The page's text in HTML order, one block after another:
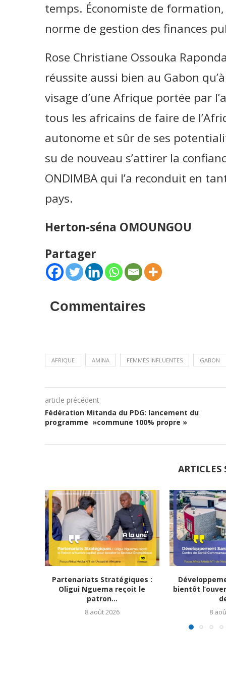
temps. Économiste de
norme de gestion des finances
Rose Christiane Ossouka
réussite aussi bien au Gabon
visage d’une Afrique portée par
tous les africains de faire de
autonome et sûr de ses
su de nouveau s’attirer la
ONDIMBA qui l’a reconduit en
pays.
Herton-séna OMOUNGOU
Partager
Commentaires
AFRIQUE AMINA FEMMES INFLUENTES GABON
article précédent
Fédération Mitanda du PDG: lancement du
programme »commune 100% propre »
ARTICLES
Partenariats Stratégiques :
Oligui Nguema reçoit le
patron...
8 août 2026
bientôt
8